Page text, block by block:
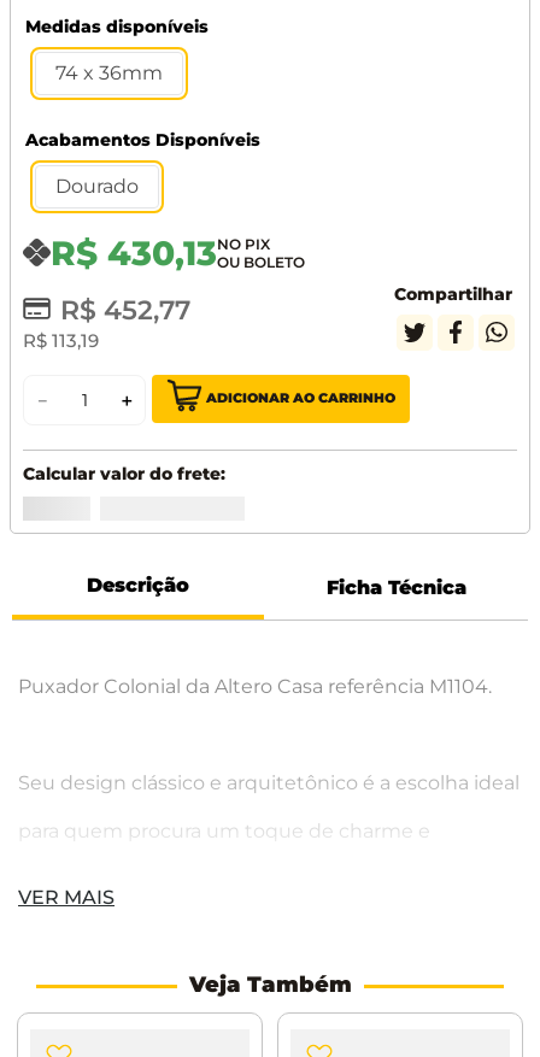
Medidas disponíveis
74 x 36mm
Acabamentos Disponíveis
Dourado
R$ 430,13
R$ 452,77
R$ 113,19
Compartilhar
＋
－ ADICIONAR AO CARRINHO
Descrição Ficha Técnica
Puxador Colonial da Altero Casa referência M1104.
Seu design clássico e arquitetônico é a escolha ideal
para quem procura um toque de charme e
qualquer ambiente. Esta peça é, sem sombra de
dúvidas, o acessório ideal para dar um toque de
VER MAIS
Veja Também